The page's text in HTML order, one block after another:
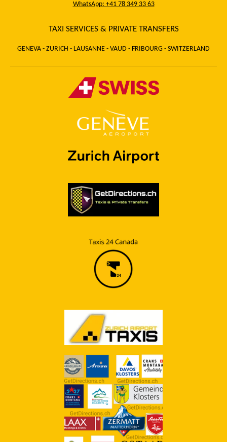
WhatsApp: +41 78 349 33 63
TAXI SERVICES & PRIVATE TRANSFERS
GENEVA - ZURICH - LAUSANNE - VAUD - FRIBOURG - SWITZERLAND